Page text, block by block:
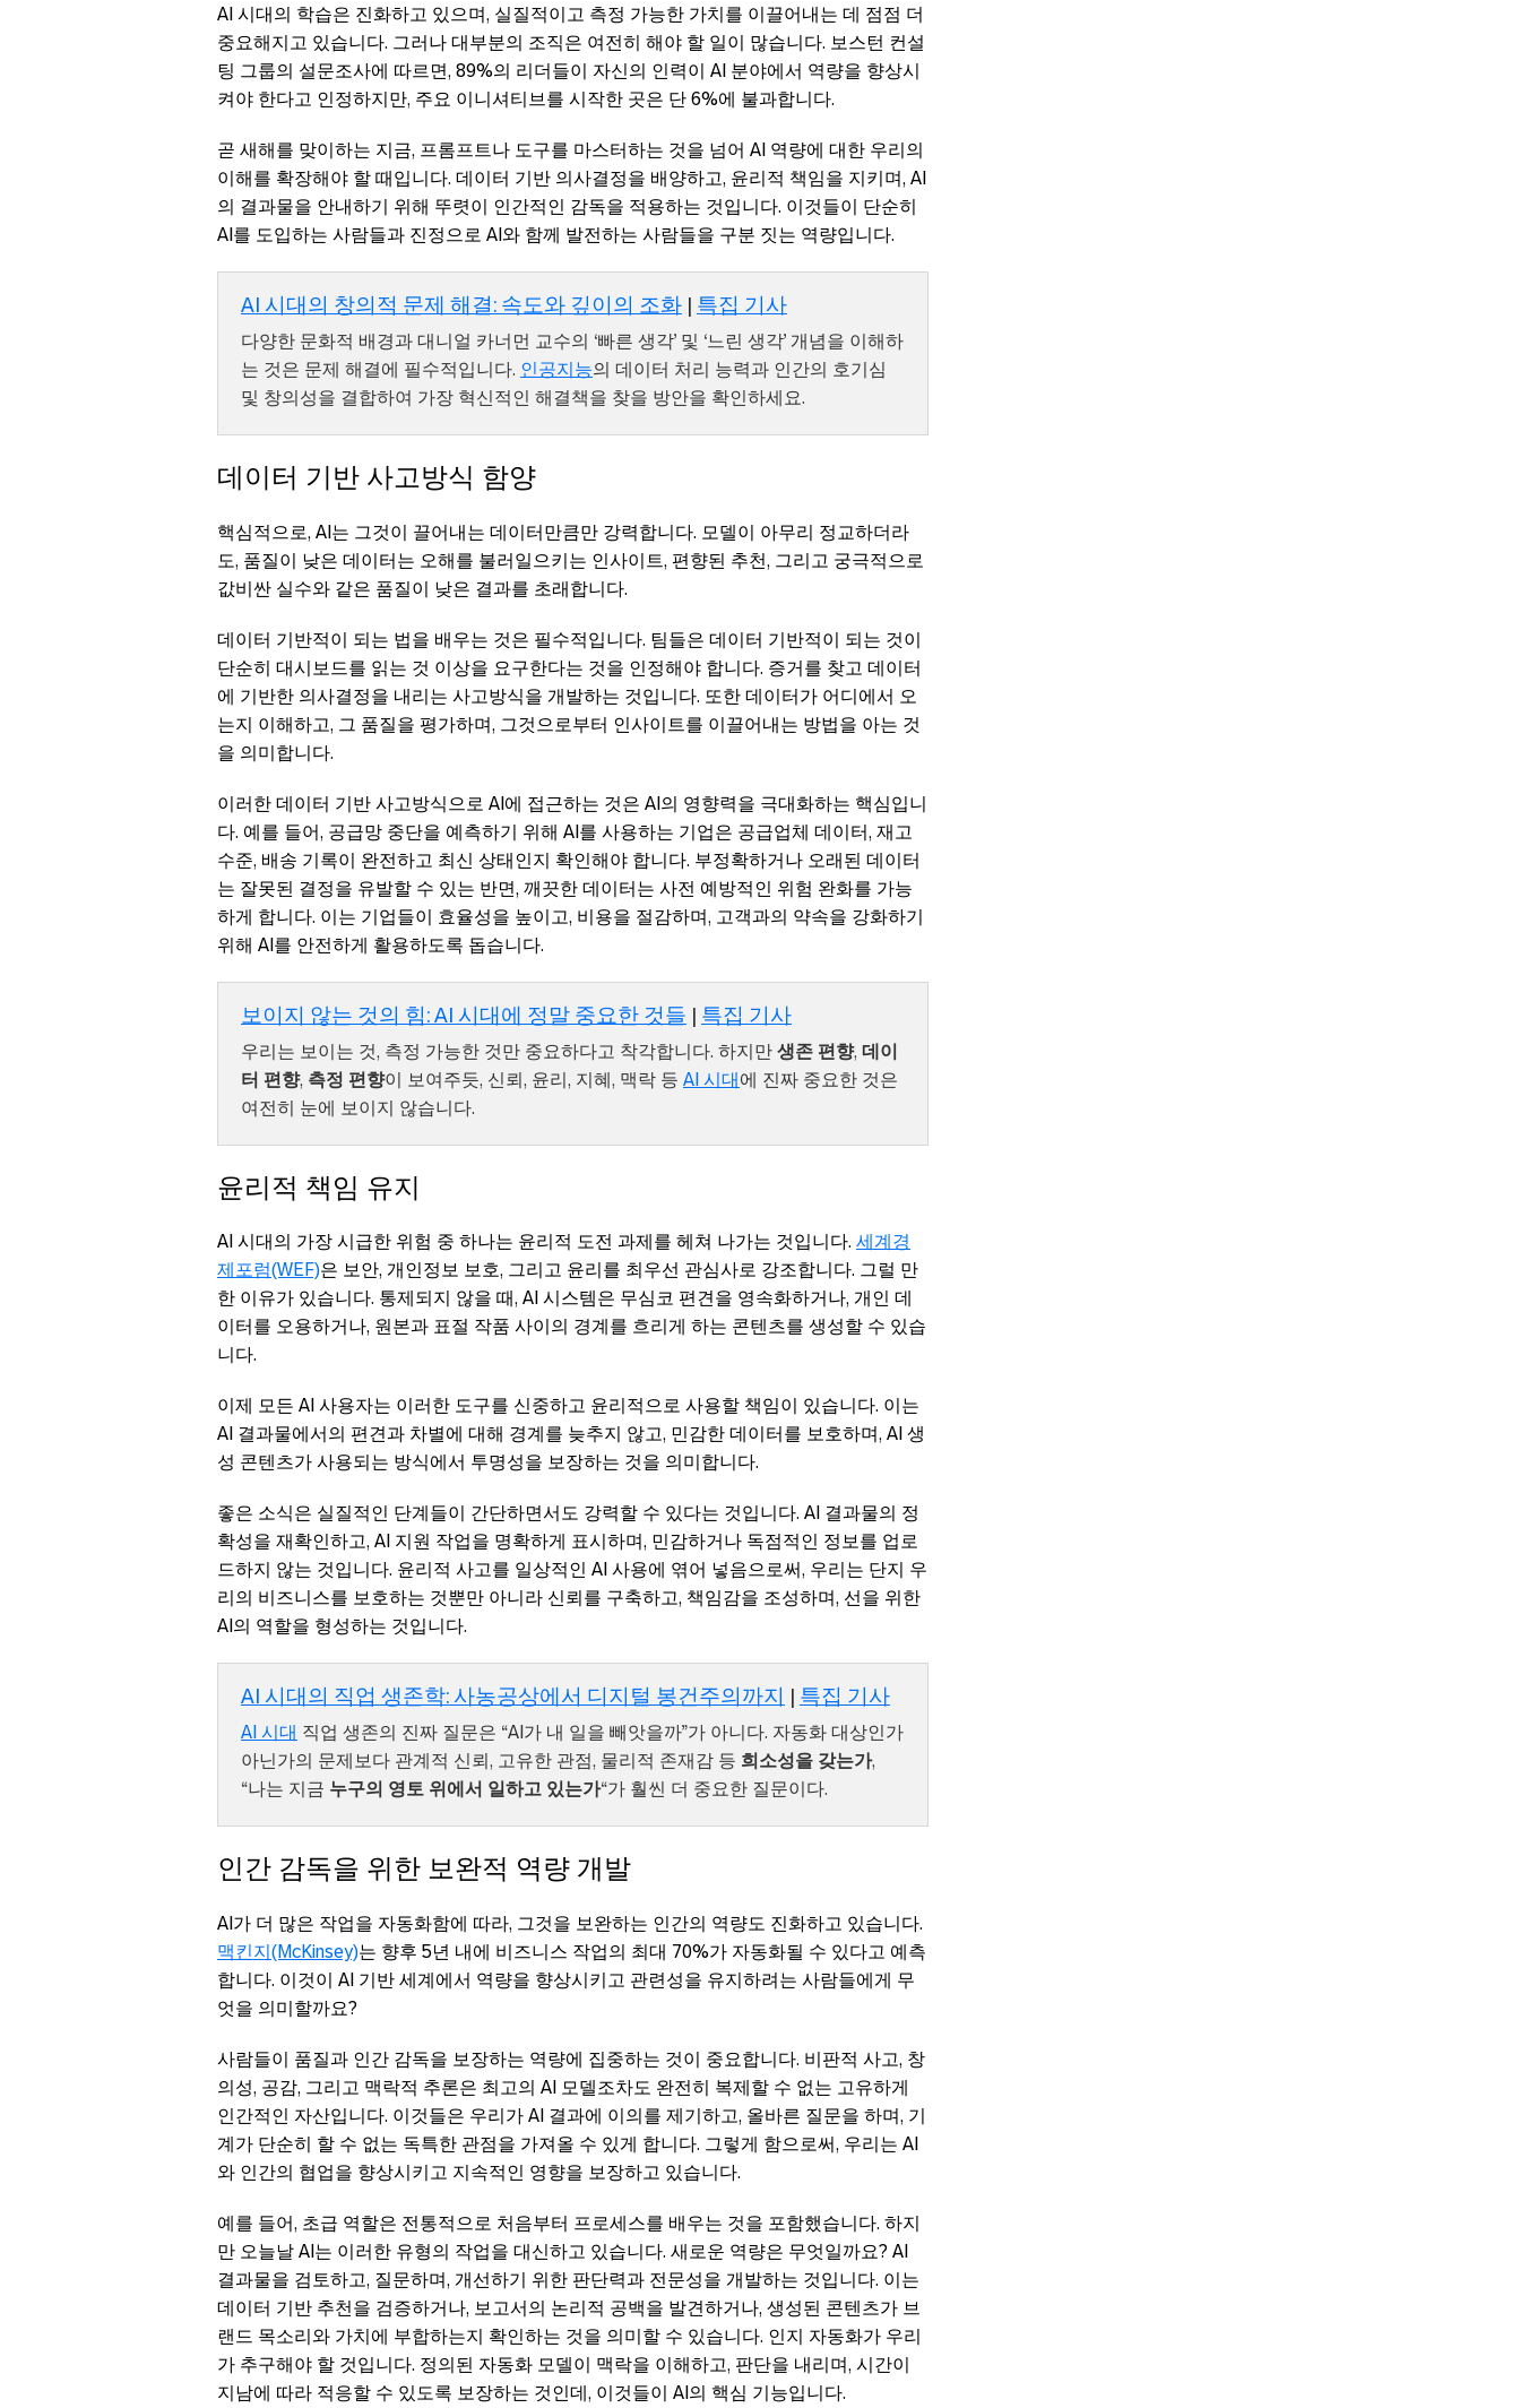
AI 시대의 학습은 진화하고 있으며, 실질적이고 측정 가능한 가치를 이끌어내는 데 점점 더
중요해지고 있습니다. 그러나 대부분의 조직은 여전히 해야 할 일이 많습니다. 보스턴 컨설
팅 그룹의 설문조사에 따르면, 89%의 리더들이 자신의 인력이 AI 분야에서 역량을 향상시
켜야 한다고 인정하지만, 주요 이니셔티브를 시작한 곳은 단 6%에 불과합니다.
곧 새해를 맞이하는 지금, 프롬프트나 도구를 마스터하는 것을 넘어 AI 역량에 대한 우리의
이해를 확장해야 할 때입니다. 데이터 기반 의사결정을 배양하고, 윤리적 책임을 지키며, AI
의 결과물을 안내하기 위해 뚜렷이 인간적인 감독을 적용하는 것입니다. 이것들이 단순히
AI를 도입하는 사람들과 진정으로 AI와 함께 발전하는 사람들을 구분 짓는 역량입니다.
AI 시대의 창의적 문제 해결: 속도와 깊이의 조화 | 특집 기사
다양한 문화적 배경과 대니얼 카너먼 교수의 ‘빠른 생각’ 및 ‘느린 생각’ 개념을 이해하
는 것은 문제 해결에 필수적입니다. 인공지능의 데이터 처리 능력과 인간의 호기심
및 창의성을 결합하여 가장 혁신적인 해결책을 찾을 방안을 확인하세요.
데이터 기반 사고방식 함양
핵심적으로, AI는 그것이 끌어내는 데이터만큼만 강력합니다. 모델이 아무리 정교하더라
도, 품질이 낮은 데이터는 오해를 불러일으키는 인사이트, 편향된 추천, 그리고 궁극적으로
값비싼 실수와 같은 품질이 낮은 결과를 초래합니다.
데이터 기반적이 되는 법을 배우는 것은 필수적입니다. 팀들은 데이터 기반적이 되는 것이
단순히 대시보드를 읽는 것 이상을 요구한다는 것을 인정해야 합니다. 증거를 찾고 데이터
에 기반한 의사결정을 내리는 사고방식을 개발하는 것입니다. 또한 데이터가 어디에서 오
는지 이해하고, 그 품질을 평가하며, 그것으로부터 인사이트를 이끌어내는 방법을 아는 것
을 의미합니다.
이러한 데이터 기반 사고방식으로 AI에 접근하는 것은 AI의 영향력을 극대화하는 핵심입니
다. 예를 들어, 공급망 중단을 예측하기 위해 AI를 사용하는 기업은 공급업체 데이터, 재고
수준, 배송 기록이 완전하고 최신 상태인지 확인해야 합니다. 부정확하거나 오래된 데이터
는 잘못된 결정을 유발할 수 있는 반면, 깨끗한 데이터는 사전 예방적인 위험 완화를 가능
하게 합니다. 이는 기업들이 효율성을 높이고, 비용을 절감하며, 고객과의 약속을 강화하기
위해 AI를 안전하게 활용하도록 돕습니다.
보이지 않는 것의 힘: AI 시대에 정말 중요한 것들 | 특집 기사
우리는 보이는 것, 측정 가능한 것만 중요하다고 착각합니다. 하지만 생존 편향, 데이
터 편향, 측정 편향이 보여주듯, 신뢰, 윤리, 지혜, 맥락 등 AI 시대 에 진짜 중요한 것은
여전히 눈에 보이지 않습니다.
윤리적 책임 유지
AI 시대의 가장 시급한 위험 중 하나는 윤리적 도전 과제를 헤쳐 나가는 것입니다. 세계경
제포럼(WEF)은 보안, 개인정보 보호, 그리고 윤리를 최우선 관심사로 강조합니다. 그럴 만
한 이유가 있습니다. 통제되지 않을 때, AI 시스템은 무심코 편견을 영속화하거나, 개인 데
이터를 오용하거나, 원본과 표절 작품 사이의 경계를 흐리게 하는 콘텐츠를 생성할 수 있습
니다.
이제 모든 AI 사용자는 이러한 도구를 신중하고 윤리적으로 사용할 책임이 있습니다. 이는
AI 결과물에서의 편견과 차별에 대해 경계를 늦추지 않고, 민감한 데이터를 보호하며, AI 생
성 콘텐츠가 사용되는 방식에서 투명성을 보장하는 것을 의미합니다.
좋은 소식은 실질적인 단계들이 간단하면서도 강력할 수 있다는 것입니다. AI 결과물의 정
확성을 재확인하고, AI 지원 작업을 명확하게 표시하며, 민감하거나 독점적인 정보를 업로
드하지 않는 것입니다. 윤리적 사고를 일상적인 AI 사용에 엮어 넣음으로써, 우리는 단지 우
리의 비즈니스를 보호하는 것뿐만 아니라 신뢰를 구축하고, 책임감을 조성하며, 선을 위한
AI의 역할을 형성하는 것입니다.
AI 시대의 직업 생존학: 사농공상에서 디지털 봉건주의까지 | 특집 기사
AI 시대 직업 생존의 진짜 질문은 “AI가 내 일을 빼앗을까”가 아니다. 자동화 대상인가
아닌가의 문제보다 관계적 신뢰, 고유한 관점, 물리적 존재감 등 희소성을 갖는가,
“나는 지금 누구의 영토 위에서 일하고 있는가“가 훨씬 더 중요한 질문이다.
인간 감독을 위한 보완적 역량 개발
AI가 더 많은 작업을 자동화함에 따라, 그것을 보완하는 인간의 역량도 진화하고 있습니다.
맥킨지(McKinsey)는 향후 5년 내에 비즈니스 작업의 최대 70%가 자동화될 수 있다고 예측
합니다. 이것이 AI 기반 세계에서 역량을 향상시키고 관련성을 유지하려는 사람들에게 무
엇을 의미할까요?
사람들이 품질과 인간 감독을 보장하는 역량에 집중하는 것이 중요합니다. 비판적 사고, 창
의성, 공감, 그리고 맥락적 추론은 최고의 AI 모델조차도 완전히 복제할 수 없는 고유하게
인간적인 자산입니다. 이것들은 우리가 AI 결과에 이의를 제기하고, 올바른 질문을 하며, 기
계가 단순히 할 수 없는 독특한 관점을 가져올 수 있게 합니다. 그렇게 함으로써, 우리는 AI
와 인간의 협업을 향상시키고 지속적인 영향을 보장하고 있습니다.
예를 들어, 초급 역할은 전통적으로 처음부터 프로세스를 배우는 것을 포함했습니다. 하지
만 오늘날 AI는 이러한 유형의 작업을 대신하고 있습니다. 새로운 역량은 무엇일까요? AI
결과물을 검토하고, 질문하며, 개선하기 위한 판단력과 전문성을 개발하는 것입니다. 이는
데이터 기반 추천을 검증하거나, 보고서의 논리적 공백을 발견하거나, 생성된 콘텐츠가 브
랜드 목소리와 가치에 부합하는지 확인하는 것을 의미할 수 있습니다. 인지 자동화가 우리
가 추구해야 할 것입니다. 정의된 자동화 모델이 맥락을 이해하고, 판단을 내리며, 시간이
지남에 따라 적응할 수 있도록 보장하는 것인데, 이것들이 AI의 핵심 기능입니다.